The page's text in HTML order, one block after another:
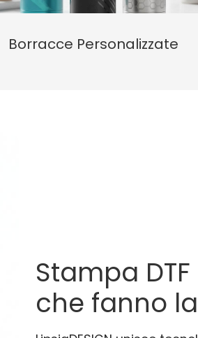
Borracce Personalizzate
Stampa
che fanno